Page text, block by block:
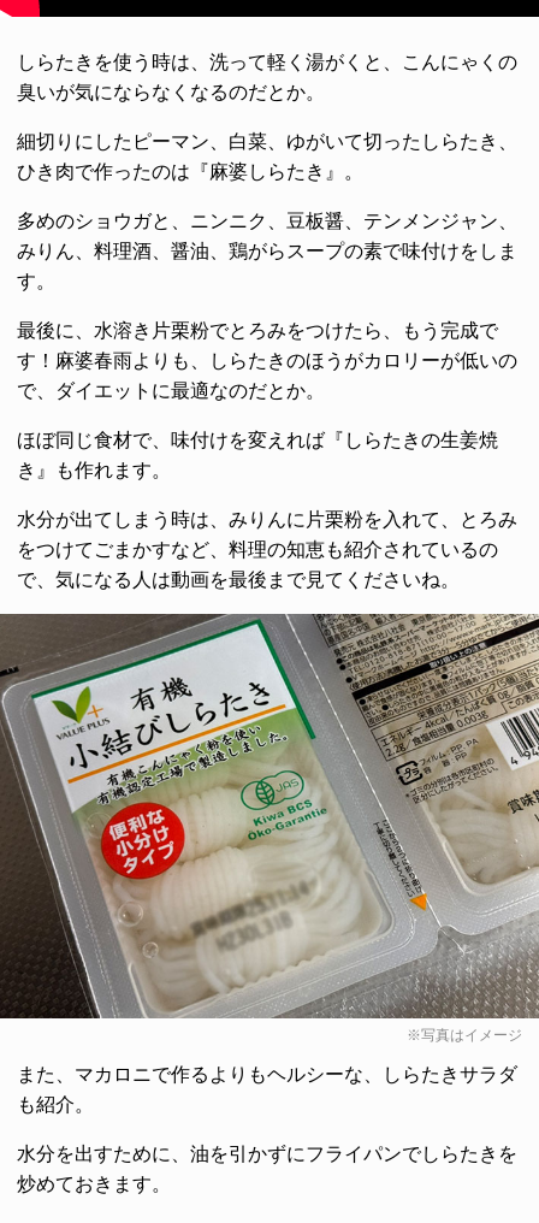
しらたきを使う時は、洗って軽く湯がくと、こんにゃくの
臭いが気にならなくなるのだとか。
細切りにしたピーマン、白菜、ゆがいて切ったしらたき、
ひき肉で作ったのは『麻婆しらたき』。
多めのショウガと、ニンニク、豆板醤、テンメンジャン、
みりん、料理酒、醤油、鶏がらスープの素で味付けをしま
す。
最後に、水溶き片栗粉でとろみをつけたら、もう完成で
す！麻婆春雨よりも、しらたきのほうがカロリーが低いの
で、ダイエットに最適なのだとか。
ほぼ同じ食材で、味付けを変えれば『しらたきの生姜焼
き』も作れます。
水分が出てしまう時は、みりんに片栗粉を入れて、とろみ
をつけてごまかすなど、料理の知恵も紹介されているの
で、気になる人は動画を最後まで見てくださいね。
※写真はイメージ
また、マカロニで作るよりもヘルシーな、しらたきサラダ
も紹介。
水分を出すために、油を引かずにフライパンでしらたきを
炒めておきます。